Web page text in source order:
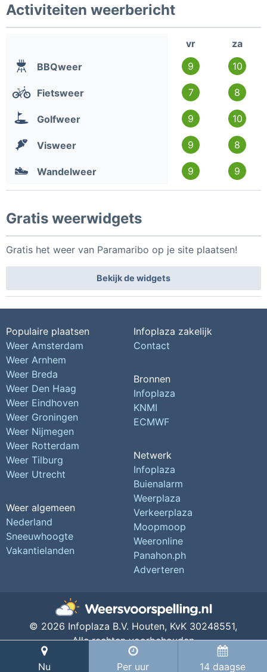
Activiteiten weerbericht
vr
za
BBQweer
9 10
Fietsweer 7 8
Golfweer 9 10
Visweer 9 8
Wandelweer 9 9
Gratis weerwidgets
Gratis het weer van Paramaribo op je site plaatsen!
Bekijk de widgets
Nu Per uur 14 daagse
Populaire plaatsen
Weer Amsterdam
Weer Arnhem
Weer Breda
Weer Den Haag
Weer Eindhoven
Weer Groningen
Weer Nijmegen
Weer Rotterdam
Weer Tilburg
Weer Utrecht
Weer algemeen
Nederland
Sneeuwhoogte
Vakantielanden
Infoplaza zakelijk
Contact
Bronnen
Infoplaza
KNMI
ECMWF
Netwerk
Infoplaza
Buienalarm
Weerplaza
Verkeerplaza
Moopmoop
Weeronline
Panahon.ph
Adverteren
© 2026 Infoplaza B.V. Houten, KvK 30248551,
Alle rechten voorbehouden
Privacy Instellingen